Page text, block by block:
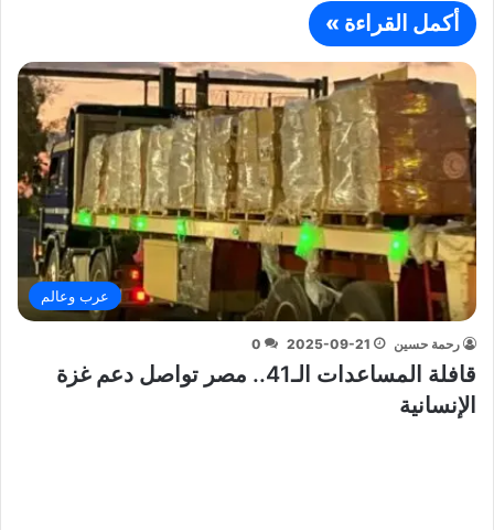
أكمل القراءة »
عرب وعالم
رحمة حسين 2025-09-21
0
قافلة المساعدات الـ41.. مصر تواصل دعم غزة
الإنسانية